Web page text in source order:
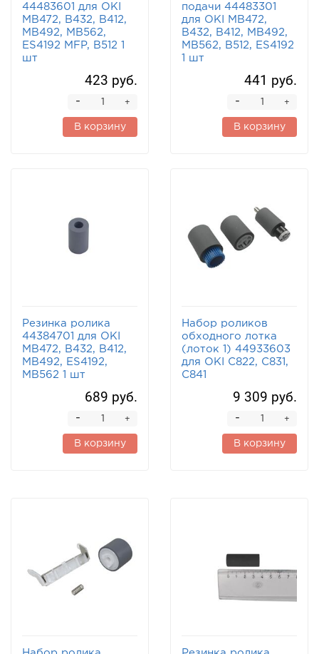
44483601 для OKI
MB472, B432, B412,
MB492, MB562,
ES4192 MFP, B512 1
шт
423 руб.
+
-
В корзину
подачи 44483301
для OKI MB472,
B432, B412, MB492,
MB562, B512, ES4192
1 шт
441 руб.
+
-
В корзину
Резинка ролика
44384701 для OKI
MB472, B432, B412,
MB492, ES4192,
MB562 1 шт
689 руб.
+
-
В корзину
Набор роликов
обходного лотка
(лоток 1) 44933603
для OKI C822, C831,
C841
9 309 руб.
+
-
В корзину